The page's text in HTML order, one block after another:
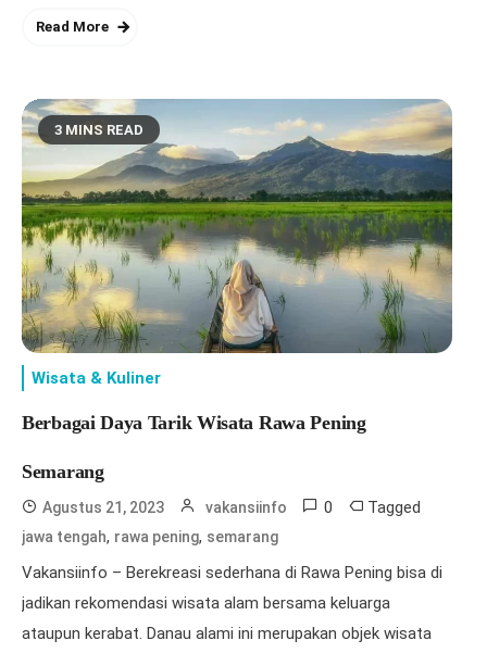
Read More
3 MINS READ
Wisata & Kuliner
Berbagai Daya Tarik Wisata Rawa Pening
Semarang
Agustus 21, 2023 vakansiinfo 0 Tagged
jawa tengah, rawa pening, semarang
Vakansiinfo – Berekreasi sederhana di Rawa Pening bisa di
jadikan rekomendasi wisata alam bersama keluarga
ataupun kerabat. Danau alami ini merupakan objek wisata